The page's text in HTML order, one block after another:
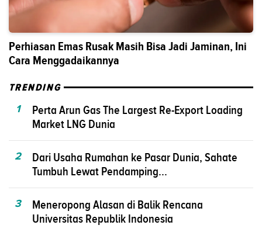
Perhiasan Emas Rusak Masih Bisa Jadi Jaminan, Ini
Cara Menggadaikannya
TRENDING
1
Perta Arun Gas The Largest Re-Export Loading
Market LNG Dunia
2
Dari Usaha Rumahan ke Pasar Dunia, Sahate
Tumbuh Lewat Pendamping...
3
Meneropong Alasan di Balik Rencana
Universitas Republik Indonesia